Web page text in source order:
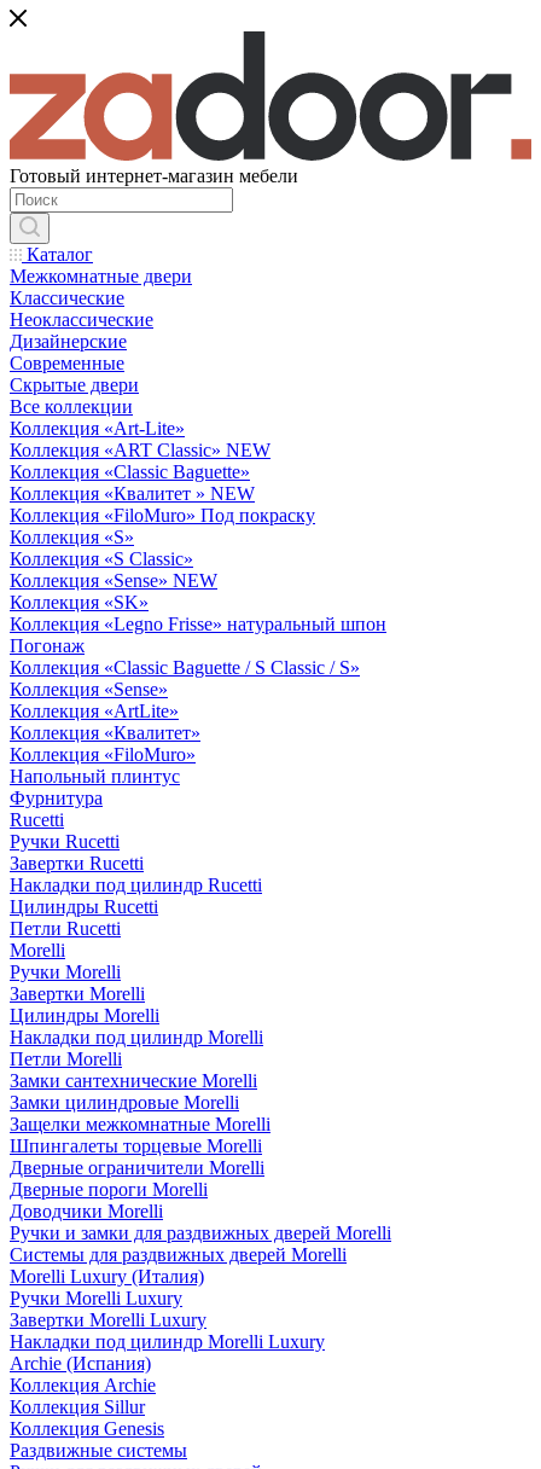
Готовый интернет-магазин мебели
Каталог
Межкомнатные двери
Классические
Неоклассические
Дизайнерские
Современные
Скрытые двери
Все коллекции
Коллекция «Art-Lite»
Коллекция «ART Classic» NEW
Коллекция «Classic Baguette»
Коллекция «Квалитет » NEW
Коллекция «FiloMuro» Под покраску
Коллекция «S»
Коллекция «S Classic»
Коллекция «Sense» NEW
Коллекция «SK»
Коллекция «Legno Frisse» натуральный шпон
Погонаж
Коллекция «Classic Baguette / S Classic / S»
Коллекция «Sense»
Коллекция «ArtLite»
Коллекция «Квалитет»
Коллекция «FiloMuro»
Напольный плинтус
Фурнитура
Rucetti
Ручки Rucetti
Завертки Rucetti
Накладки под цилиндр Rucetti
Цилиндры Rucetti
Петли Rucetti
Morelli
Ручки Morelli
Завертки Morelli
Цилиндры Morelli
Накладки под цилиндр Morelli
Петли Morelli
Замки сантехнические Morelli
Замки цилиндровые Morelli
Защелки межкомнатные Morelli
Шпингалеты торцевые Morelli
Дверные ограничители Morelli
Дверные пороги Morelli
Доводчики Morelli
Ручки и замки для раздвижных дверей Morelli
Системы для раздвижных дверей Morelli
Morelli Luxury (Италия)
Ручки Morelli Luxury
Завертки Morelli Luxury
Накладки под цилиндр Morelli Luxury
Archie (Испания)
Коллекция Archie
Коллекция Sillur
Коллекция Genesis
Раздвижные системы